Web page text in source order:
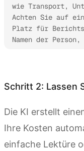
wie Transport,
Achten Sie auf
Platz für
Namen der
Schritt 2: Lassen
Die KI erstellt
Ihre Kosten
einfache Lektüre